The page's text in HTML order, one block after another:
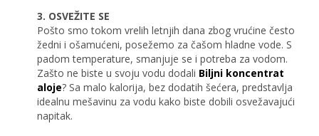
3. OSVEŽITE SE
Pošto smo tokom vrelih letnjih dana zbog vrućine često
žedni i ošamućeni, posežemo za čašom hladne vode. S
padom temperature, smanjuje se i potreba za vodom.
Zašto ne biste u svoju vodu dodali Biljni koncentrat
aloje? Sa malo kalorija, bez dodatih šećera, predstavlja
idealnu mešavinu za vodu kako biste dobili osvežavajući
napitak.